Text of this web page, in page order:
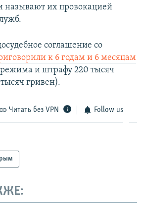
называют их провокацией
соглашение со
к 6 годам и 6 месяцам
режима и штрафу 220 тысяч
гривен).
Читать без VPN Follow us